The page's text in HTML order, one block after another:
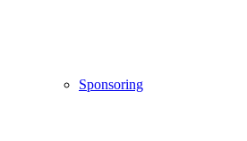
Sponsoring